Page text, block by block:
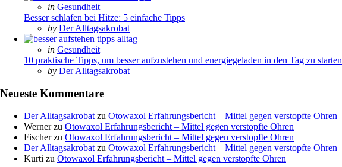
Posted
in
in Gesundheit
Besser schlafen bei Hitze: 5 einfache Tipps
Posted
by Der Alltagsakrobat
Posted
in
in Gesundheit
10 praktische Tipps, um besser aufzustehen und energiegeladen in den Tag zu starten
Posted
by Der Alltagsakrobat
Neueste Kommentare
Der Alltagsakrobat zu Otowaxol Erfahrungsbericht – Mittel gegen verstopfte Ohren
Wernerzu Otowaxol Erfahrungsbericht – Mittel gegen verstopfte Ohren
Fischerzu Otowaxol Erfahrungsbericht – Mittel gegen verstopfte Ohren
Der Alltagsakrobat zu Otowaxol Erfahrungsbericht – Mittel gegen verstopfte Ohren
Kurti zu Otowaxol Erfahrungsbericht – Mittel gegen verstopfte Ohren